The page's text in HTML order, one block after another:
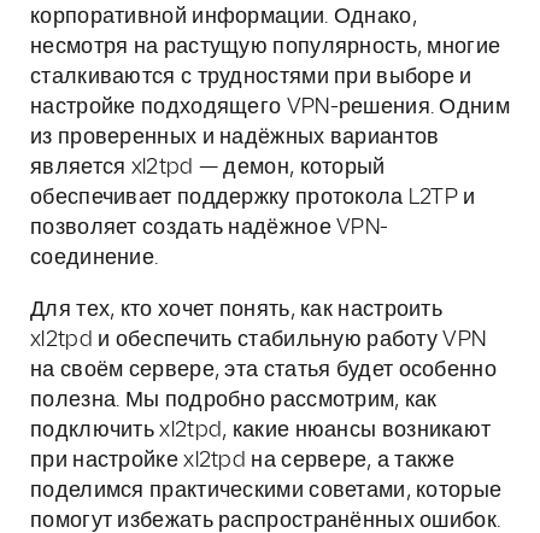
корпоративной информации. Однако,
несмотря на растущую популярность, многие
сталкиваются с трудностями при выборе и
настройке подходящего VPN-решения. Одним
из проверенных и надёжных вариантов
является xl2tpd — демон, который
обеспечивает поддержку протокола L2TP и
позволяет создать надёжное VPN-
соединение.
Для тех, кто хочет понять, как настроить
xl2tpd и обеспечить стабильную работу VPN
на своём сервере, эта статья будет особенно
полезна. Мы подробно рассмотрим, как
подключить xl2tpd, какие нюансы возникают
при настройке xl2tpd на сервере, а также
поделимся практическими советами, которые
помогут избежать распространённых ошибок.